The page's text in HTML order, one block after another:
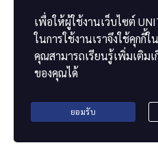
เพื่อให้ผู้ใช้งานเว็บไซต์
ในการใช้งานเราจึงใช้คุกกี้
คุณสามารถเรียนรู้เพิ่มเติม
ของคุณได้
ยอมรับ